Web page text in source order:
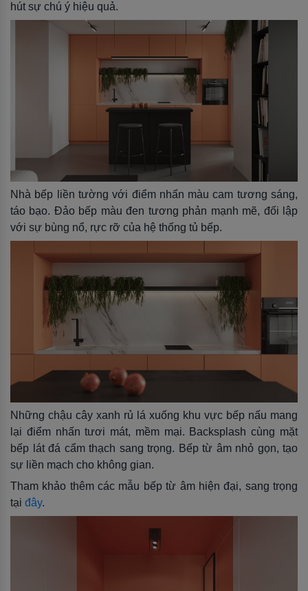
hút sự chú ý hiệu quả.
Nhà bếp liền tường với điểm nhấn màu cam tương sáng,
táo bạo. Đảo bếp màu đen tương phản mạnh mẽ, đối lập
với sự bùng nổ, rực rỡ của hệ thống tủ bếp.
Những chậu cây xanh rủ lá xuống khu vực bếp nấu mang
lại điểm nhấn tươi mát, mềm mại. Backsplash cùng mặt
bếp lát đá cẩm thạch sang trọng. Bếp từ âm nhỏ gọn, tạo
sự liền mạch cho không gian.
Tham khảo thêm các mẫu bếp từ âm hiện đại, sang trọng
tại đây.